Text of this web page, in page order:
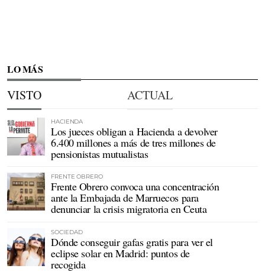
LO MÁS
VISTO ACTUAL
HACIENDA
Los jueces obligan a Hacienda a devolver
6.400 millones a más de tres millones de
pensionistas mutualistas
FRENTE OBRERO
Frente Obrero convoca una concentración
ante la Embajada de Marruecos para
denunciar la crisis migratoria en Ceuta
SOCIEDAD
Dónde conseguir gafas gratis para ver el
eclipse solar en Madrid: puntos de
recogida